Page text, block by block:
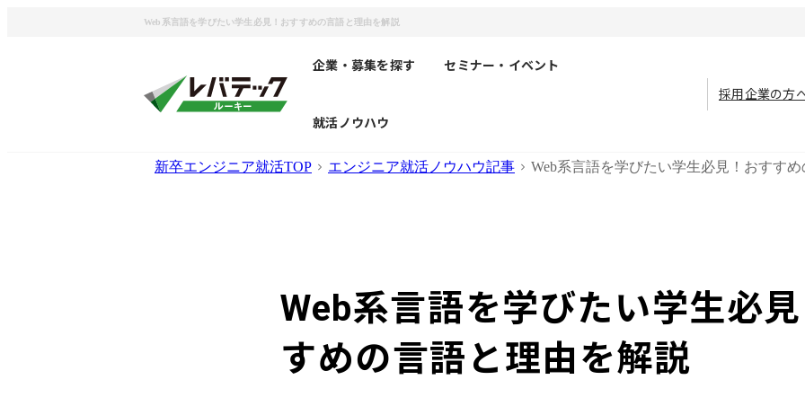
Web系言語を学びたい学生必見！おすすめの言語と理由を解説
企業・募集を探す セミナー・イベント
就活ノウハウ
採用企業の方
新卒エンジニア就活TOP エンジニア就活ノウハウ記事 Web系言語を学びたい学生必見！おすす
Web系言語を学びたい学生必
すめの言語と理由を解説